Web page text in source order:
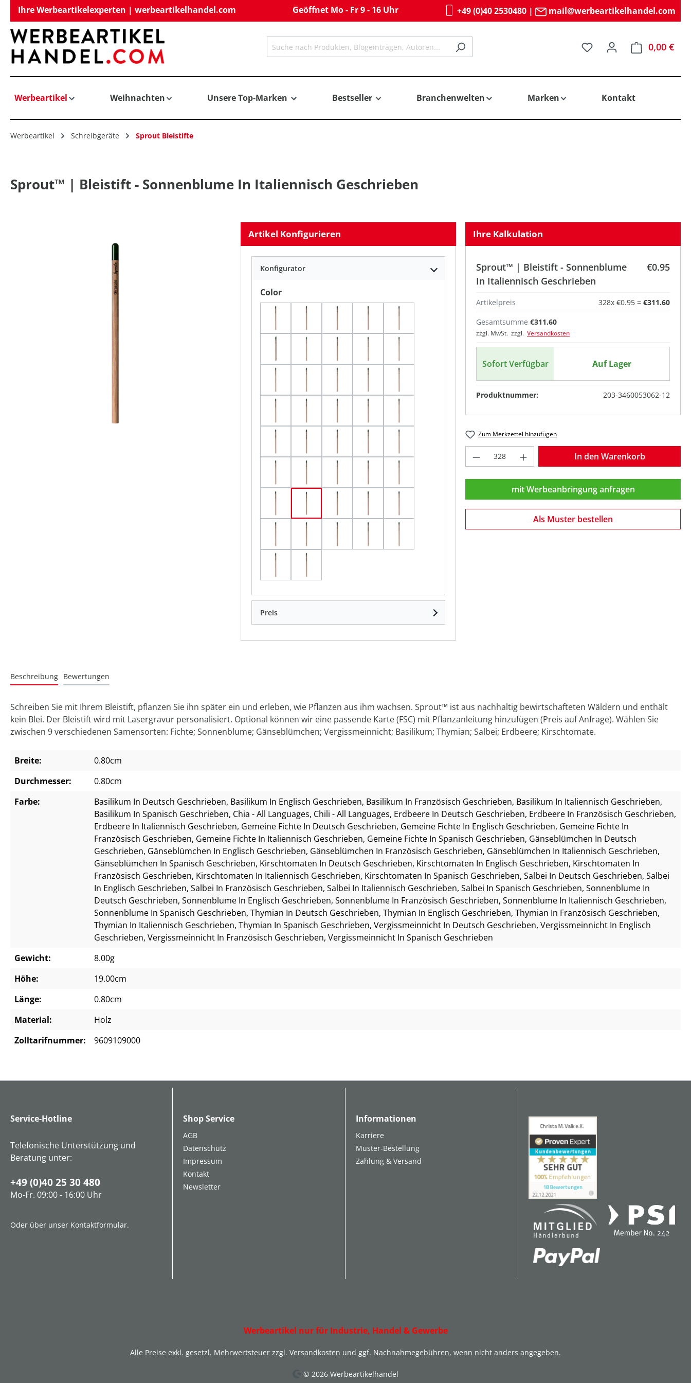
Zur Hauptnavigation springen
Ihre Werbeartikelexperten | werbeartikelhandel.com Geöffnet Mo - Fr 9 - 16 Uhr +49 (0)40 2530480| mail@werbeartikelhandel.com
Du hast 0 Produkte auf
0,00 €
Werbeartikel Weihnachten Unsere Top-Marken Bestseller Branchenwelten Marken Kontakt
Werbeartikel Schreibgeräte Sprout Bleistifte
Sprout™ | Bleistift - Sonnenblume In Italiennisch Geschrieben
Artikel Konfigurieren
Konfigurator
Colorauswählen
Basilikum In Französisch Geschrieben
Basilikum In Italiennisch Geschrieben
Basilikum In Spanisch Geschrieben
Gänseblümchen In Italiennisch Geschrieben
Gänseblümchen In Spanisch Geschrieben
Kirschtomaten In Deutsch Geschrieben
Kirschtomaten In Englisch Geschrieben
Kirschtomaten In Italiennisch Geschrieben
Kirschtomaten In Spanisch Geschrieben
Salbei In Deutsch Geschrieben
Salbei In Englisch Geschrieben
Sonnenblume In Deutsch Geschrieben
Sonnenblume In Englisch Geschrieben
Sonnenblume In Italiennisch Geschrieben
Sonnenblume In Spanisch Geschrieben
Thymian In Deutsch Geschrieben
Thymian In Englisch Geschrieben
Preis
Ihre Kalkulation
Sprout™ | Bleistift - Sonnenblume
In Italiennisch Geschrieben
€0.95
Artikelpreis 328x €0.95 = €311.60
Gesamtsumme €311.60
zzgl. MwSt. zzgl. Versandkosten
Sofort Verfügbar Auf Lager
Produktnummer: 203-3460053062-12
Zum Merkzettel hinzufügen
Produkt Anzahl: Gib denIn den Warenkorb
mit Werbeanbringung anfragen
Als Muster bestellen
Beschreibung Bewertungen
Schreiben Sie mit Ihrem Bleistift, pflanzen Sie ihn später ein und erleben, wie Pflanzen aus ihm wachsen. Sprout™ ist aus nachhaltig bewirtschafteten Wäldern und enthält
kein Blei. Der Bleistift wird mit Lasergravur personalisiert. Optional können wir eine passende Karte (FSC) mit Pflanzanleitung hinzufügen (Preis auf Anfrage). Wählen Sie
zwischen 9 verschiedenen Samensorten: Fichte; Sonnenblume; Gänseblümchen; Vergissmeinnicht; Basilikum; Thymian; Salbei; Erdbeere; Kirschtomate.
Breite:
0.80cm
Durchmesser:
0.80cm
Farbe:
Basilikum In Deutsch Geschrieben, Basilikum In Englisch Geschrieben, Basilikum In Französisch Geschrieben, Basilikum In Italiennisch Geschrieben,
Basilikum In Spanisch Geschrieben, Chia - All Languages, Chili - All Languages, Erdbeere In Deutsch Geschrieben, Erdbeere In Französisch Geschrieben,
Erdbeere In Italiennisch Geschrieben, Gemeine Fichte In Deutsch Geschrieben, Gemeine Fichte In Englisch Geschrieben, Gemeine Fichte In
Französisch Geschrieben, Gemeine Fichte In Italiennisch Geschrieben, Gemeine Fichte In Spanisch Geschrieben, Gänseblümchen In Deutsch
Geschrieben, Gänseblümchen In Englisch Geschrieben, Gänseblümchen In Französisch Geschrieben, Gänseblümchen In Italiennisch Geschrieben,
Gänseblümchen In Spanisch Geschrieben, Kirschtomaten In Deutsch Geschrieben, Kirschtomaten In Englisch Geschrieben, Kirschtomaten In
Französisch Geschrieben, Kirschtomaten In Italiennisch Geschrieben, Kirschtomaten In Spanisch Geschrieben, Salbei In Deutsch Geschrieben, Salbei
In Englisch Geschrieben, Salbei In Französisch Geschrieben, Salbei In Italiennisch Geschrieben, Salbei In Spanisch Geschrieben, Sonnenblume In
Deutsch Geschrieben, Sonnenblume In Englisch Geschrieben, Sonnenblume In Französisch Geschrieben, Sonnenblume In Italiennisch Geschrieben,
Sonnenblume In Spanisch Geschrieben, Thymian In Deutsch Geschrieben, Thymian In Englisch Geschrieben, Thymian In Französisch Geschrieben,
Thymian In Italiennisch Geschrieben, Thymian In Spanisch Geschrieben, Vergissmeinnicht In Deutsch Geschrieben, Vergissmeinnicht In Englisch
Geschrieben, Vergissmeinnicht In Französisch Geschrieben, Vergissmeinnicht In Spanisch Geschrieben
Gewicht:
8.00g
Höhe:
19.00cm
Länge:
0.80cm
Material:
Holz
Zolltarifnummer:
9609109000
Service-Hotline
Telefonische Unterstützung und
Beratung unter:
+49 (0)40 25 30 480
Mo-Fr. 09:00 - 16:00 Uhr
Oder über unser Kontaktformular.
Shop Service
AGB
Datenschutz
Impressum
Kontakt
Newsletter
Informationen
Karriere
Muster-Bestellung
Zahlung & Versand
Werbeartikel nur für Industrie, Handel & Gewerbe
Alle Preise exkl. gesetzl. Mehrwertsteuer zzgl. Versandkosten und ggf. Nachnahmegebühren, wenn nicht anders angegeben.
© 2026 Werbeartikelhandel